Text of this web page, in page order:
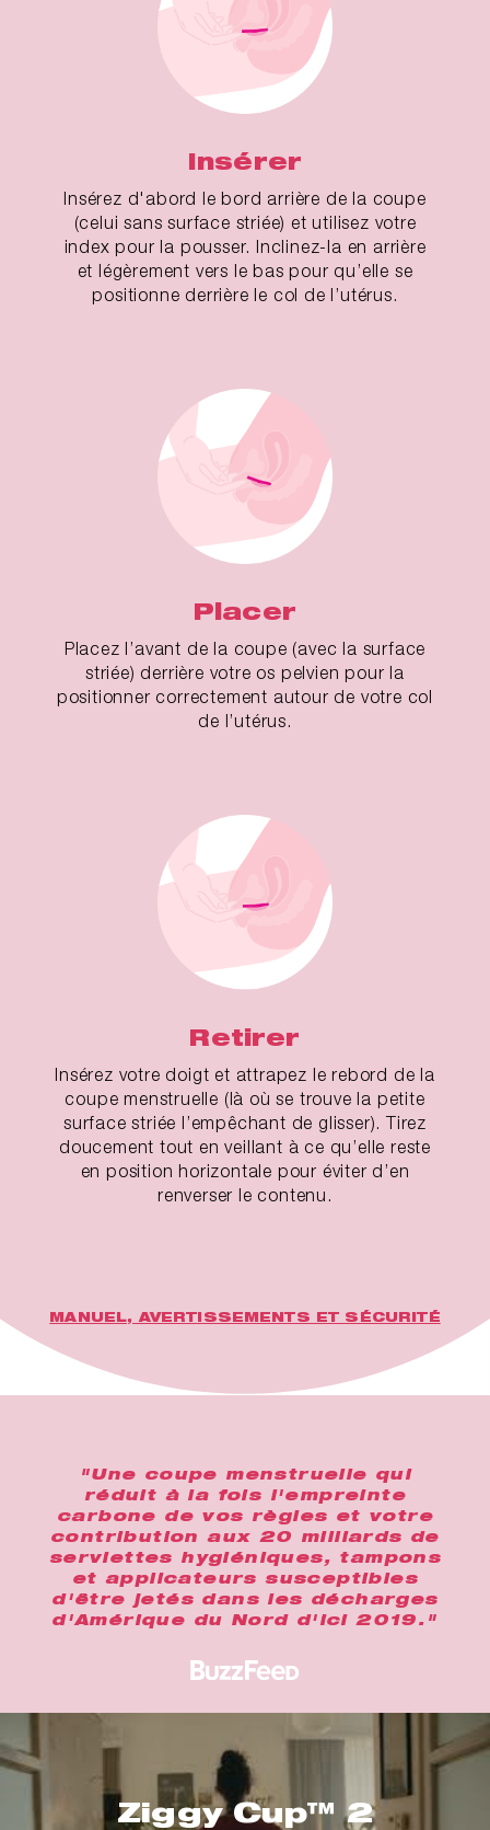
Insérer
Insérez d'abord le bord arrière de la coupe
(celui sans surface striée) et utilisez votre
index pour la pousser. Inclinez-la en arrière
et légèrement vers le bas pour qu’elle se
positionne derrière le col de l’utérus.
Placer
Placez l’avant de la coupe (avec la surface
striée) derrière votre os pelvien pour la
positionner correctement autour de votre col
de l’utérus.
Retirer
Insérez votre doigt et attrapez le rebord de la
coupe menstruelle (là où se trouve la petite
surface striée l’empêchant de glisser). Tirez
doucement tout en veillant à ce qu’elle reste
en position horizontale pour éviter d’en
renverser le contenu.
MANUEL, AVERTISSEMENTS ET SÉCURITÉ
"Une coupe menstruelle qui
réduit à la fois l'empreinte
carbone de vos règles et votre
contribution aux 20 milliards de
serviettes hygiéniques, tampons
et applicateurs susceptibles
d'être jetés dans les décharges
d'Amérique du Nord d'ici 2019."
Ziggy Cup™ 2